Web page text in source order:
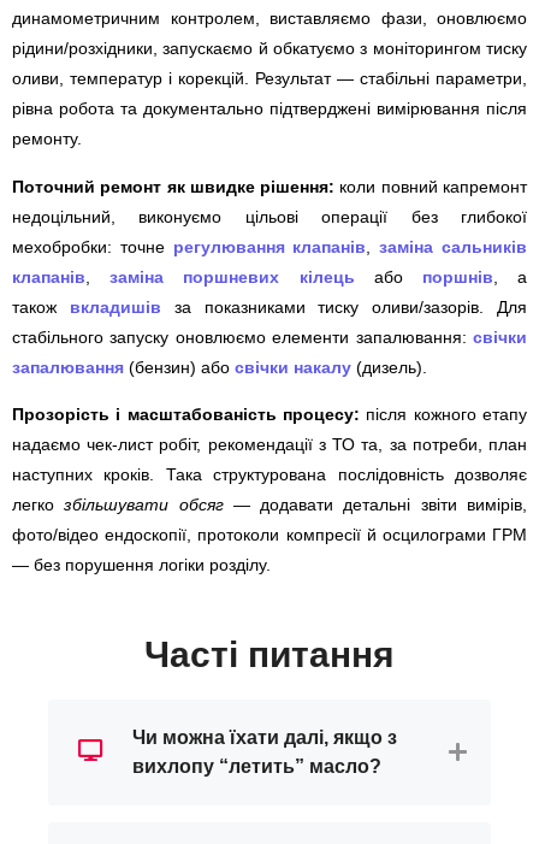
динамометричним контролем, виставляємо фази, оновлюємо
рідини/розхідники, запускаємо й обкатуємо з моніторингом тиску
оливи, температур і корекцій. Результат — стабільні параметри,
рівна робота та документально підтверджені вимірювання після
ремонту.
Поточний ремонт як швидке рішення: коли повний капремонт
недоцільний, виконуємо цільові операції без глибокої
мехобробки: точне регулювання клапанів ,заміна сальників
клапанів ,заміна поршневих кілець або поршнів , а
також вкладишів за показниками тиску оливи/зазорів. Для
стабільного запуску оновлюємо елементи запалювання: свічки
запалювання (бензин) або свічки накалу (дизель).
Прозорість і масштабованість процесу: після кожного етапу
надаємо чек-лист робіт, рекомендації з ТО та, за потреби, план
наступних кроків. Така структурована послідовність дозволяє
легкозбільшувати обсяг— додавати детальні звіти вимірів,
фото/відео ендоскопії, протоколи компресії й осцилограми ГРМ
— без порушення логіки розділу.
Часті питання
Чи можна їхати далі, якщо з
вихлопу “летить” масло?